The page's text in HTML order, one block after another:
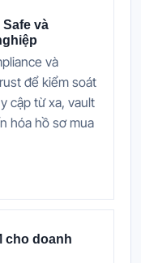
và
và
để kiểm soát
cập từ xa, vault
hóa hồ sơ mua
cho doanh